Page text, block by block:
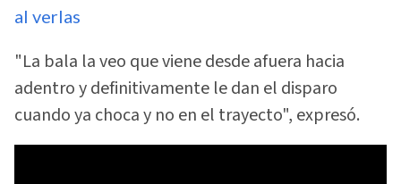
al verlas
"La bala la veo que viene desde afuera hacia
adentro y definitivamente le dan el disparo
cuando ya choca y no en el trayecto", expresó.